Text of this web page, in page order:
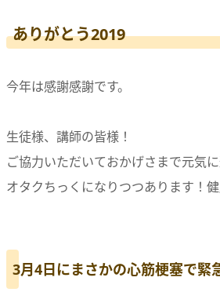
ありがとう2019
今年は感謝感謝です。
生徒様、講師の皆様！
ご協力いただいておかげさまで元気
オタクちっくになりつつあります！健
3月4日にまさかの心筋梗塞で緊